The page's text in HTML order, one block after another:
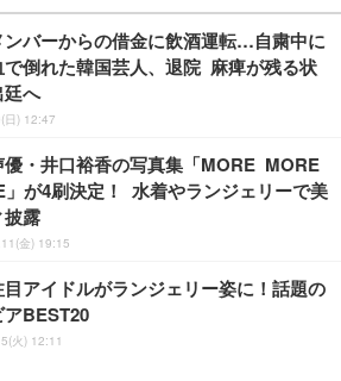
ンバーからの借金に飲酒運転…自粛中に
で倒れた韓国芸人、退院 麻痺が残る状
廷へ
日) 12:47
優・井口裕香の写真集「MORE MORE
」が4刷決定！ 水着やランジェリーで美
披露
金) 19:15
目アイドルがランジェリー姿に！話題の
アBEST20
火) 12:11